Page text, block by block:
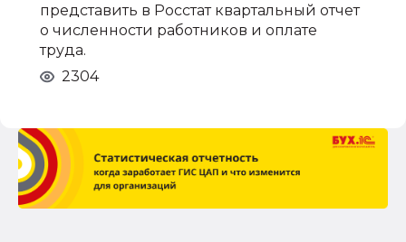
представить в Росстат квартальный отчет
о численности работников и оплате
труда.
2304